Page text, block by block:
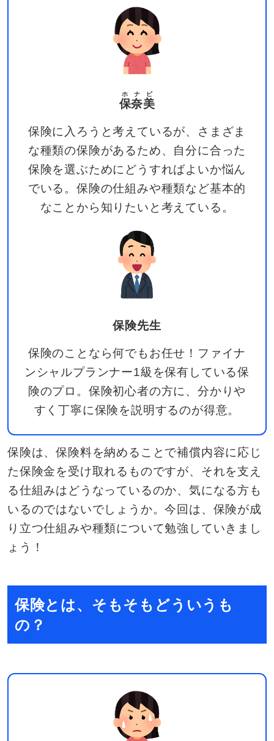
保
ホ
奈
ナ
美
ビ
保険に入ろうと考えているが、さまざま
な種類の保険があるため、自分に合った
保険を選ぶためにどうすればよいか悩ん
でいる。保険の仕組みや種類など基本的
なことから知りたいと考えている。
保険先生
保険のことなら何でもお任せ！ファイナ
ンシャルプランナー1級を保有している保
険のプロ。保険初心者の方に、分かりや
すく丁寧に保険を説明するのが得意。
保険は、保険料を納めることで補償内容に応じ
た保険金を受け取れるものですが、それを支え
る仕組みはどうなっているのか、気になる方も
いるのではないでしょうか。今回は、保険が成
り立つ仕組みや種類について勉強していきまし
ょう！
保険とは、そもそもどういうも
の？